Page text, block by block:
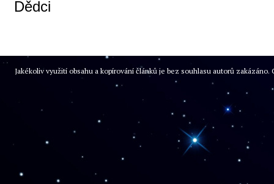
Dědci
Jakékoliv využití obsahu a kopírování článků je bez souhlasu autorů